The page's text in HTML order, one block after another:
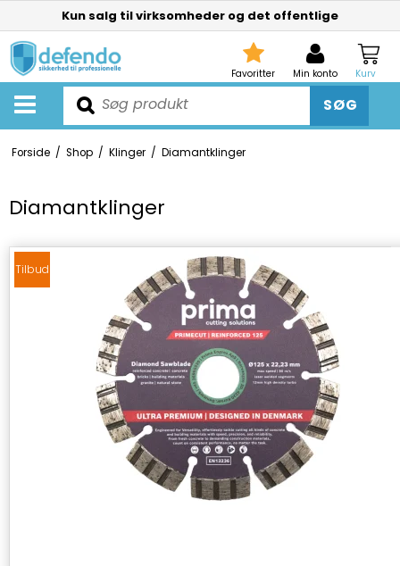
Kun salg til virksomheder og det offentlige
Favoritter Min konto Kurv
SØG
Forside / Shop / Klinger / Diamantklinger
Diamantklinger
Tilbud